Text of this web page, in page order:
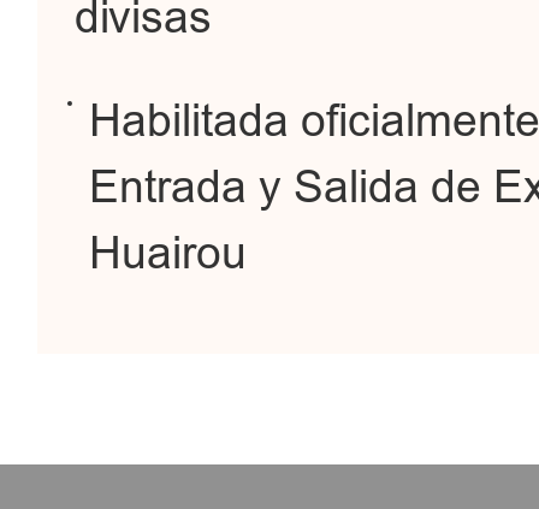
divisas
Habilitada
Entrada y Salida de
Huairou